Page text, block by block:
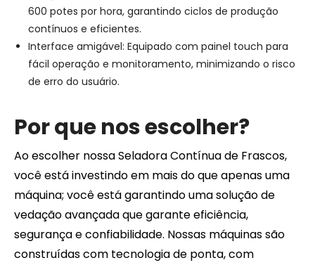
600 potes por hora, garantindo ciclos de produção
contínuos e eficientes.
Interface amigável: Equipado com painel touch para
fácil operação e monitoramento, minimizando o risco
de erro do usuário.
Por que nos escolher?
Ao escolher nossa Seladora Contínua de Frascos,
você está investindo em mais do que apenas uma
máquina; você está garantindo uma solução de
vedação avançada que garante eficiência,
segurança e confiabilidade. Nossas máquinas são
construídas com tecnologia de ponta, com